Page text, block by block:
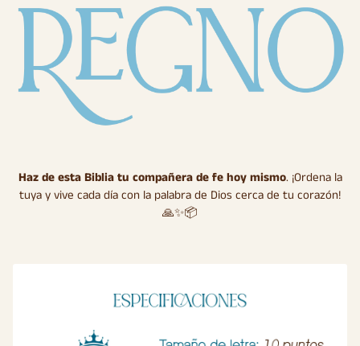
Haz de esta Biblia tu compañera de fe hoy mismo. ¡Ordena la
tuya y vive cada día con la palabra de Dios cerca de tu corazón!
🙏✨📦